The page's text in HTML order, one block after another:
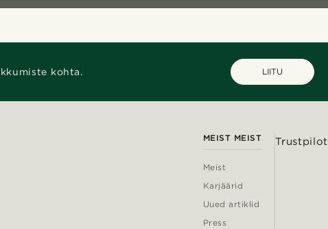
kohta. LIITU
MEIST MEIST
Meist
Karjäärid
Uued artiklid
Press
Trustpilot